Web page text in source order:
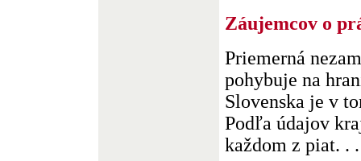
Záujemcov o
Priemerná
pohybuje na
Slovenska je v
Podľa údajov
každom z piat. . .